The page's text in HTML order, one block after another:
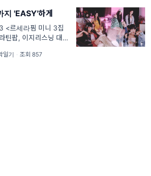
(18)
#방탄소년단 (18)
#정국 (16)
(14)
#카카오 (14)
#스포티파이 (13)
#HYBE (12)
테인먼트 (12)
'EASY'하게
<르세라핌 미니 3집
틴팝, 이지리스닝 대신
었던 이번 앨범 트레일
일기 · 조회 857